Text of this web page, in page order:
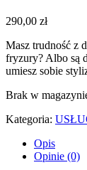
290,00 zł
Masz trudność z
fryzury? Albo są
umiesz sobie
Brak w
Kategoria:
Opis
Opinie (0)